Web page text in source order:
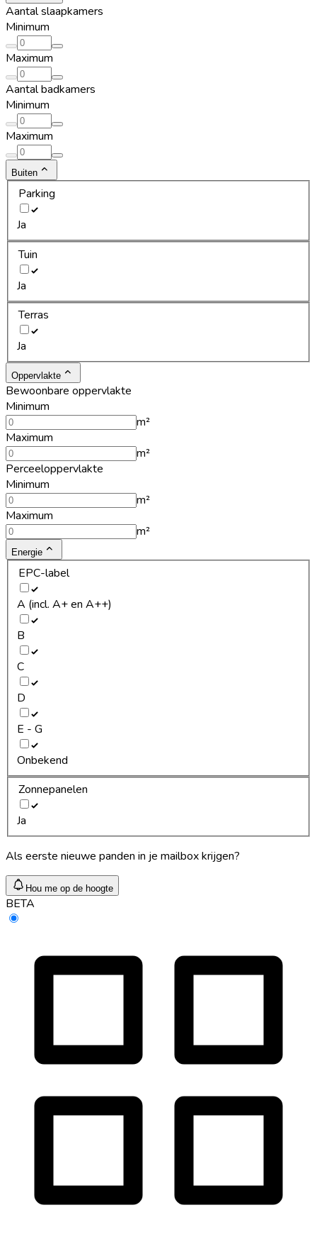
Aantal slaapkamers
Minimum
Maximum
Aantal badkamers
Minimum
Maximum
Buiten
Parking
Ja
Tuin
Ja
Terras
Ja
Oppervlakte
Bewoonbare oppervlakte
Minimum
m²
Maximum
m²
Perceeloppervlakte
Minimum
m²
Maximum
m²
Energie
EPC-label
A (incl. A+ en A++)
B
C
D
E - G
Onbekend
Zonnepanelen
Ja
Als eerste nieuwe panden in je mailbox krijgen?
Hou me op de hoogte
BETA